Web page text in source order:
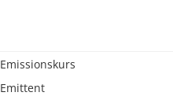
Emissionskurs
Emittent